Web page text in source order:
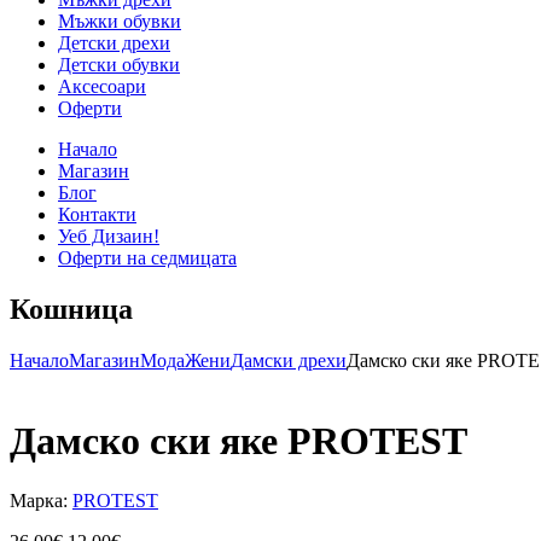
Мъжки обувки
Детски дрехи
Детски обувки
Аксесоари
Оферти
Начало
Магазин
Блог
Контакти
Уеб Дизаин!
Оферти на седмицата
Кошница
НачалоМагазинМодаЖениДамски дрехиДамско ски яке
Дамско ски яке PROTEST
Марка: PROTEST